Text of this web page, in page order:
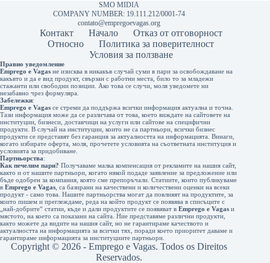
SMO MIDIA
COMPANY NUMBER: 19.111.212/0001-74
contato@empregoevagas.org
Контакт Начало
Отказ от отговорност
Относно
Политика за поверителност
Условия за ползване
Правно уведомление
Emprego e Vagas не изисква в никакъв случай суми в пари за освобождаване на
какъвто и да е вид продукт, свързан с работни места, било то за младежи
стажанти или свободни позиции. Ако това се случи, моля уведомете ни
незабавно чрез формуляра.
Забележки:
Emprego e Vagas се стреми да поддържа всички информация актуална и точна.
Тази информация може да се различава от това, което виждате на сайтовете на
институции, бизнеси, доставчици на услуги или сайтове на специфични
продукти. В случай на институции, които не са партньори, всички бизнес
продукти се представят без гаранция за актуалността на информацията. Винаги,
когато избирате оферта, моля, прочетете условията на съответната институция и
условията за придобиване.
Партньорства:
Как печелим пари? Получаваме малка компенсация от рекламите на нашия сайт,
както и от нашите партньори, когато някой подаде заявление за предложение или
бъде одобрен за компания, която сме препоръчали. Статиите, които публикуваме
в Emprego e Vagas , са базирани на качествени и количествени оценки на всеки
продукт - само това. Нашите партньорства могат да повлияят на продуктите, за
които пишем и преглеждаме, реда на който продукт се появява в списъците с
„най-добрите“ статии, къде и дали продуктите се появяват в Emprego e Vagas и
мястото, на което са показани на сайта. Ние представяме различни продукти,
както можете да видите на нашия сайт, но не гарантираме качеството и
актуалността на информацията за всички тях, поради което приоритет даваме и
гарантираме информацията за институциите партньори.
Copyright © 2026 - Emprego e Vagas. Todos os Direitos
Reservados.